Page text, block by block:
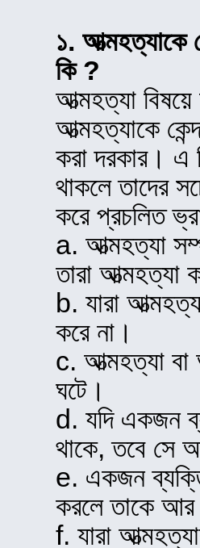
১. আত্মহত্যাকে
কি ?
আত্মহত্যা
আত্মহত্যাকে
করা দরকার। এ
থাকলে তাদের
করে প্রচলিত
a. আত্মহত্যা
তারা আত্মহত্যা
b. যারা
করে না।
c. আত্মহত্যা বা
ঘটে।
d. যদি একজন
থাকে, তবে সে
e. একজন
করলে তাকে আর
f. যারা